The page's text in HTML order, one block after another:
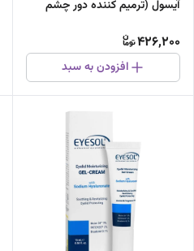
آیسول (ترمیم کننده دور چشم
426,200
افزودن به سبد